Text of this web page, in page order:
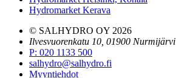
Hydromarket Kerava
© SALHYDRO OY 2026
Ilvesvuorenkatu 10, 01900 Nurmijärvi
P: 020 1133 500
salhydro@salhydro.fi
Myyntiehdot